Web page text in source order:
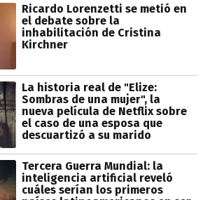
Ricardo Lorenzetti se metió en
el debate sobre la
inhabilitación de Cristina
Kirchner
La historia real de "Elize:
Sombras de una mujer", la
nueva película de Netflix sobre
el caso de una esposa que
descuartizó a su marido
Tercera Guerra Mundial: la
inteligencia artificial reveló
cuáles serían los primeros